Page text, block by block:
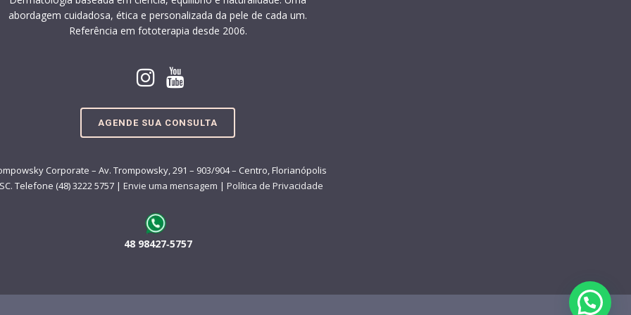
abordagem cuidadosa, ética e personalizada da pele de cada um.
Referência em fototerapia desde 2006.
AGENDE SUA CONSULTA
Corporate – Av. Trompowsky, 291 – 903/904 – Centro, Florianópolis
Telefone (48) 3222 5757 | Envie uma mensagem | Política de Privacidade
48 98427‑5757